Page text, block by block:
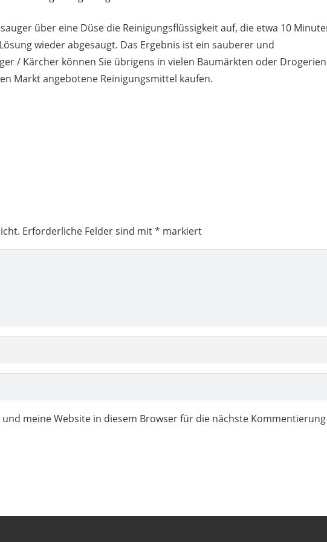
über eine Düse die Reinigungsflüssigkeit auf, die etwa 10
wieder abgesaugt. Das Ergebnis ist ein sauberer und
/ Kärcher können Sie übrigens in vielen Baumärkten oder Drogerien
Markt angebotene Reinigungsmittel kaufen.
Erforderliche Felder sind mit* markiert
und meine Website in diesem Browser für die nächste Kommentierung